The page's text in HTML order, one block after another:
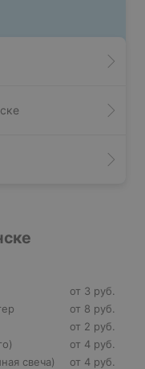
от 3 руб.
от 8 руб.
от 2 руб.
от 4 руб.
свеча)
от 4 руб.